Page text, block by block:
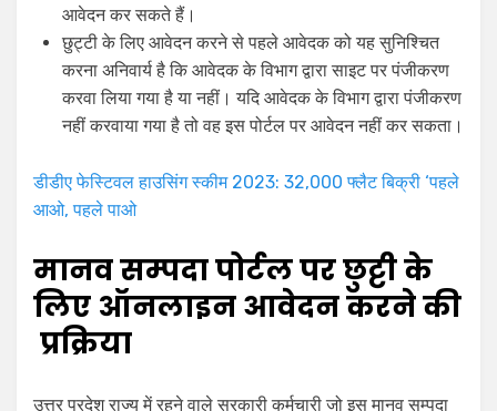
आवेदन कर सकते हैं।
छुट्टी के लिए आवेदन करने से पहले आवेदक को यह सुनिश्चित
करना अनिवार्य है कि आवेदक के विभाग द्वारा साइट पर पंजीकरण
करवा लिया गया है या नहीं। यदि आवेदक के विभाग द्वारा पंजीकरण
नहीं करवाया गया है तो वह इस पोर्टल पर आवेदन नहीं कर सकता।
डीडीए फेस्टिवल हाउसिंग स्कीम 2023: 32,000 फ्लैट बिक्री ‘पहले
आओ, पहले पाओ
मानवसम्पदापोर्टलपरछुट्टीके
लिए ऑनलाइनआवेदनकरनेकी
प्रक्रिया
उत्तर प्रदेश राज्य में रहने वाले सरकारी कर्मचारी जो इस मानव सम्पदा